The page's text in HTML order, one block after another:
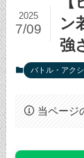
ン
強
2025
7/09
バトル・アク
当ページ